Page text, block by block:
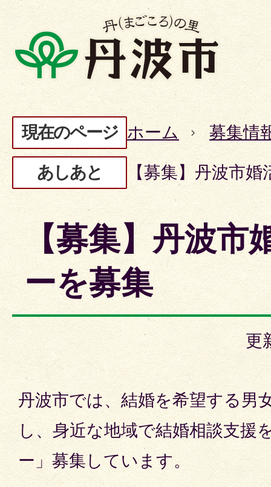
現在のページ ホーム 募集情
あしあと 【募集】丹波市
【募集】丹波市
ーを募集
更
丹波市では、結婚を希望する男
し、身近な地域で結婚相談支援
ー」募集しています。